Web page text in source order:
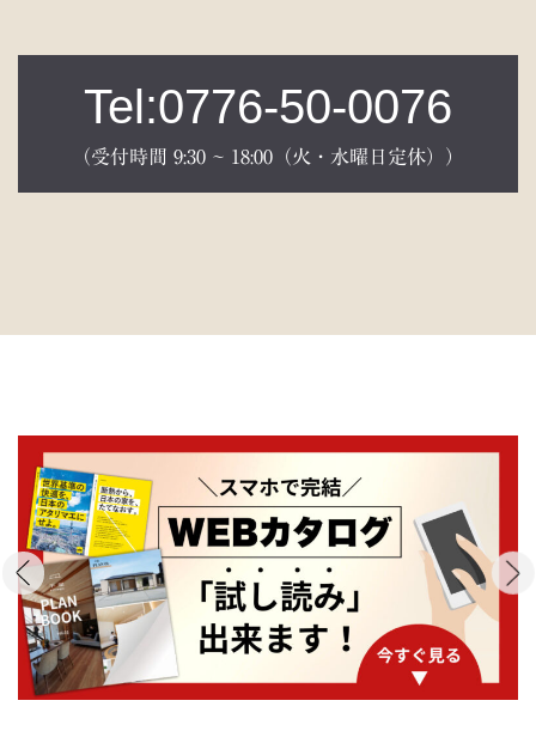
Tel:0776-50-0076
（受付時間 9:30 ~ 18:00（火・水曜日定休））